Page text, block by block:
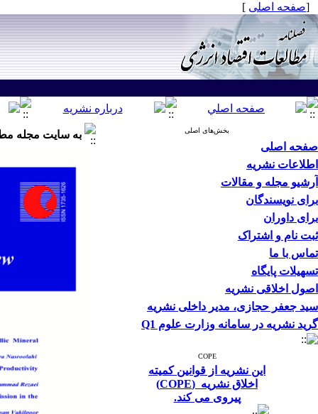
[صفحه اصلی ]
بخش‌های اصلی
صفحه اصلی
اطلاعات نشریه
آرشیو مجله و مقالات
برای نویسندگان
برای داوران
ثبت نام و اشتراک
تماس با ما
تسهیلات پایگاه
اصول اخلاقی نشریه
سید جعفر حجازی، مدیر داخلی نشریه
گرید نشریه در سامانه وزارت علوم Q1
COPE
این نشریه از قوانین کمیته
اخلاق نشریه (COPE)
پیروی می کند.
به سایت مجله